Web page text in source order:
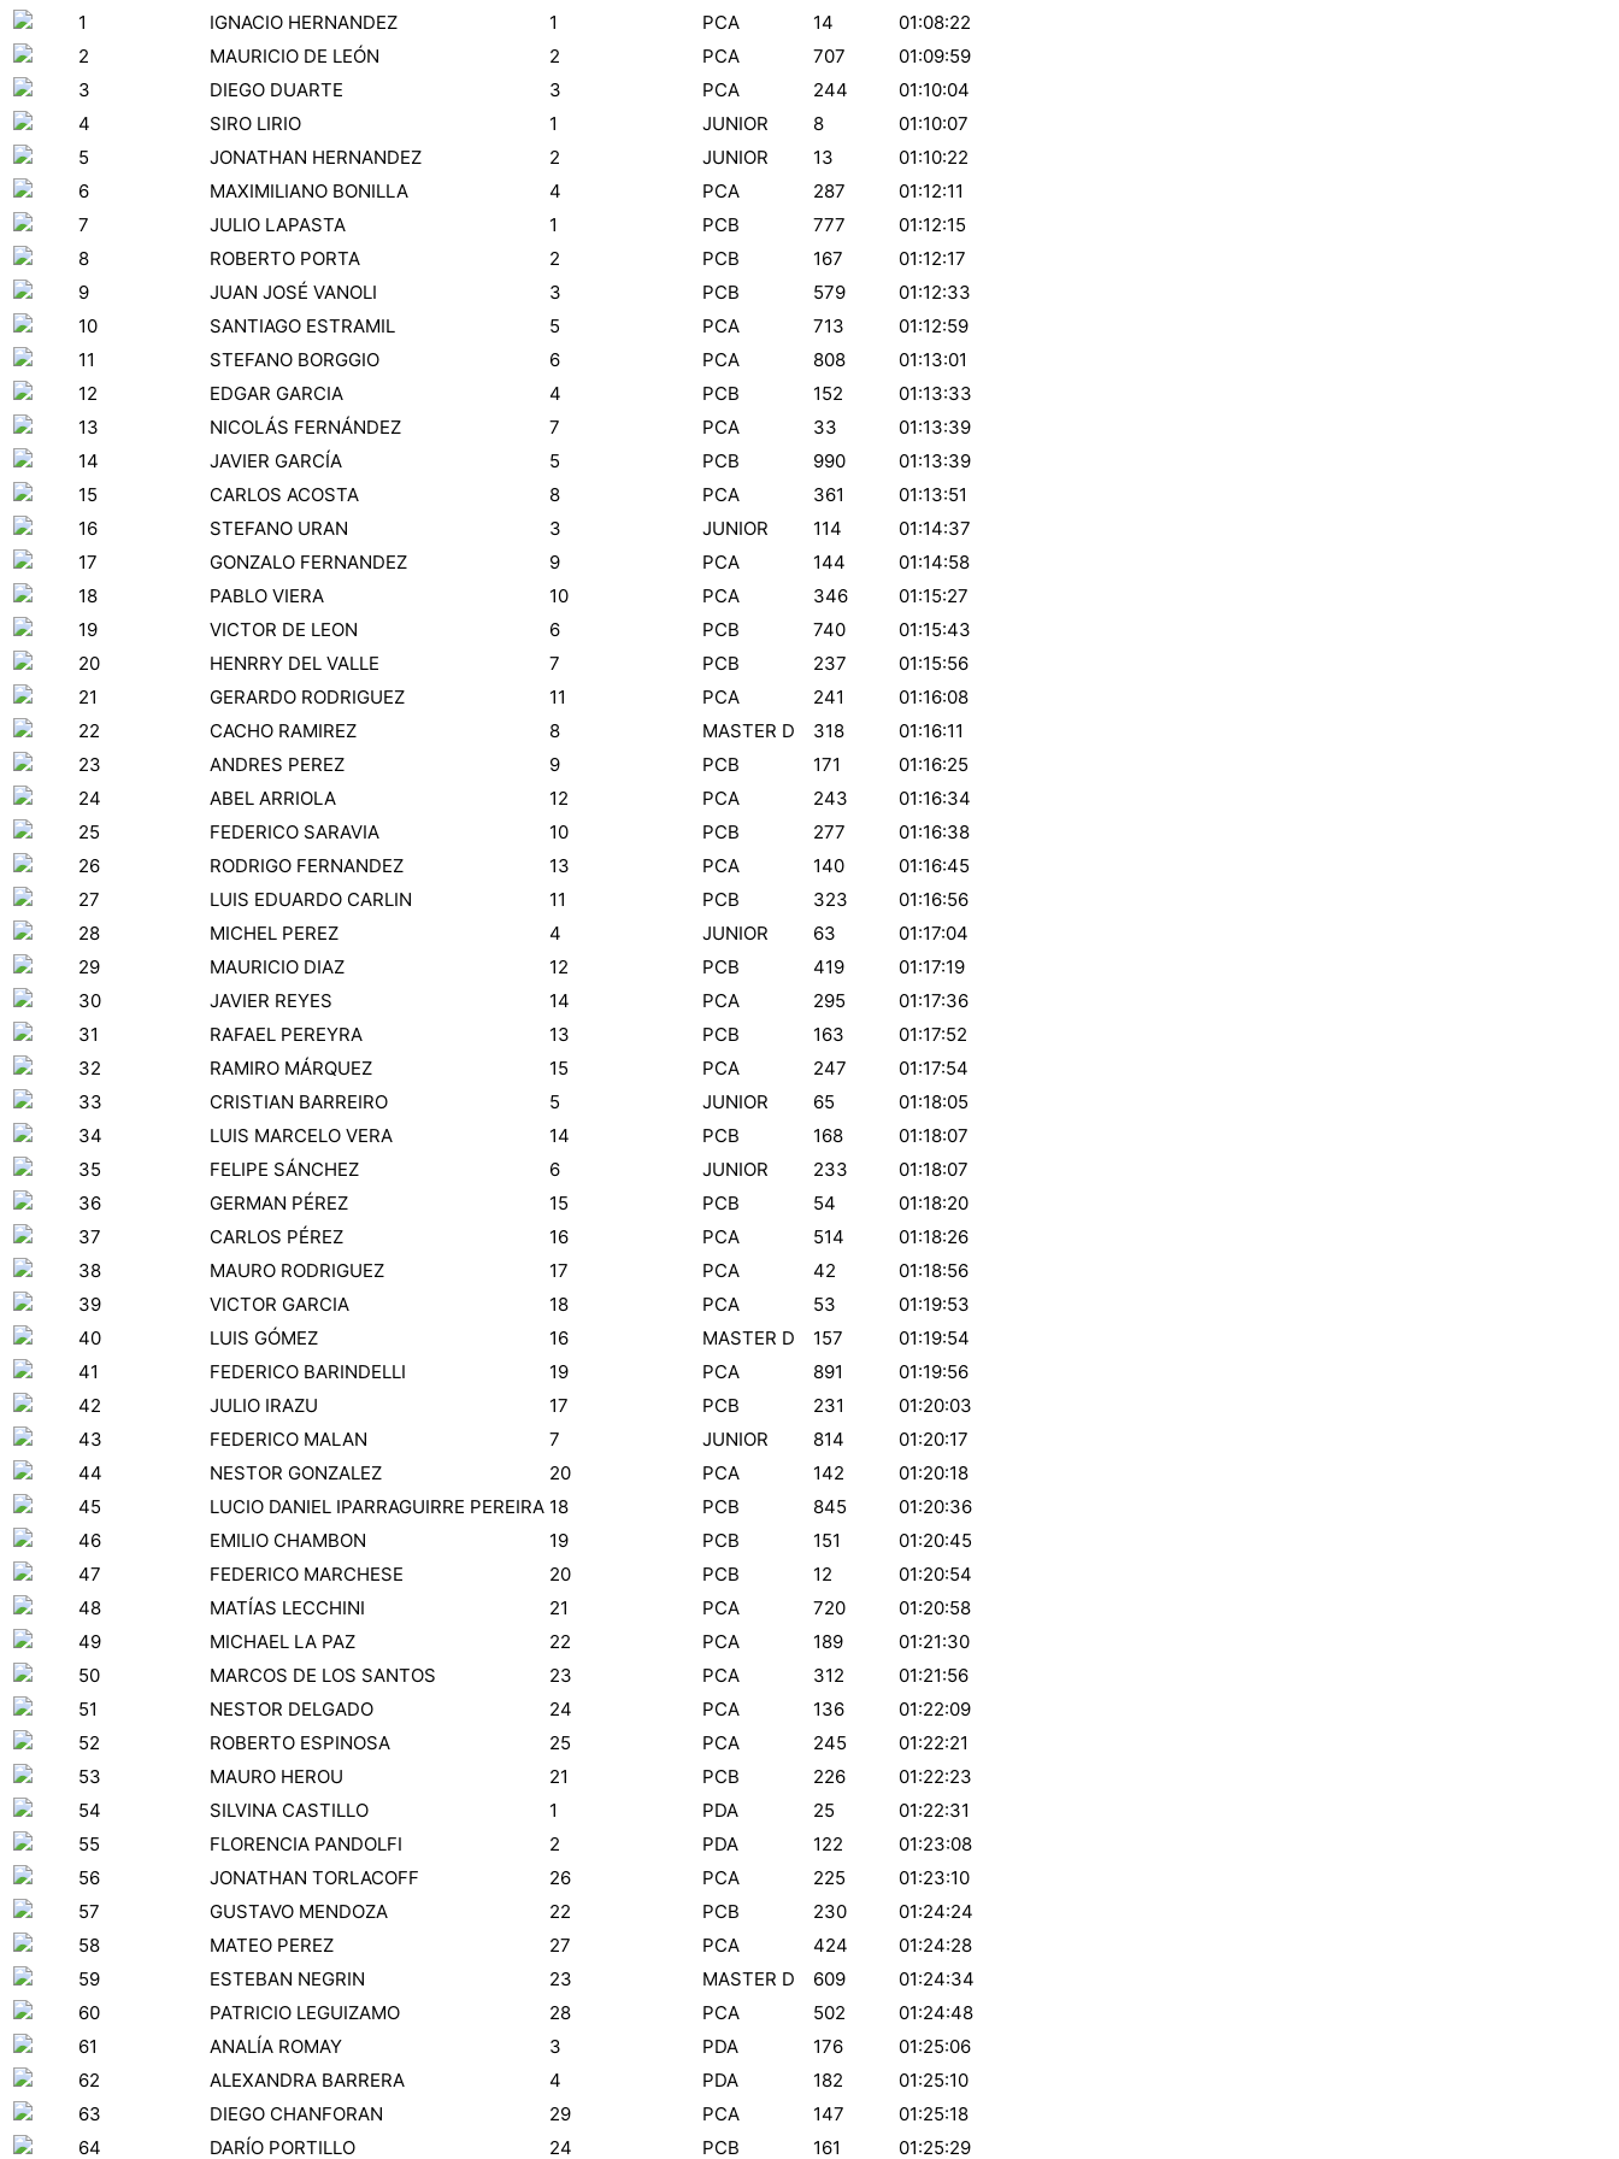
1
IGNACIO HERNANDEZ 1 PCA 14
01:08:22
2
MAURICIO DE LEÓN 2 PCA 707
01:09:59
3
DIEGO DUARTE 3 PCA 244
01:10:04
4
SIRO LIRIO 1 JUNIOR 8
01:10:07
5
JONATHAN HERNANDEZ 2 JUNIOR 13
01:10:22
6
MAXIMILIANO BONILLA 4 PCA 287
01:12:11
7
JULIO LAPASTA 1 PCB 777
01:12:15
8
ROBERTO PORTA 2 PCB 167
01:12:17
9
JUAN JOSÉ VANOLI 3 PCB 579
01:12:33
10
SANTIAGO ESTRAMIL 5 PCA 713
01:12:59
11
STEFANO BORGGIO 6 PCA 808
01:13:01
12
EDGAR GARCIA 4 PCB 152
01:13:33
13
NICOLÁS FERNÁNDEZ 7 PCA 33
01:13:39
14
JAVIER GARCÍA 5 PCB 990
01:13:39
15
CARLOS ACOSTA 8 PCA 361
01:13:51
16
STEFANO URAN 3 JUNIOR 114
01:14:37
17
GONZALO FERNANDEZ 9 PCA 144
01:14:58
18
PABLO VIERA 10 PCA 346
01:15:27
19
VICTOR DE LEON 6 PCB 740
01:15:43
20
HENRRY DEL VALLE 7 PCB 237
01:15:56
21
GERARDO RODRIGUEZ 11 PCA 241
01:16:08
22
CACHO RAMIREZ 8 MASTER D 318
01:16:11
23
ANDRES PEREZ 9 PCB 171
01:16:25
24
ABEL ARRIOLA 12 PCA 243
01:16:34
25
FEDERICO SARAVIA 10 PCB 277
01:16:38
26
RODRIGO FERNANDEZ 13 PCA 140
01:16:45
27
LUIS EDUARDO CARLIN 11 PCB 323
01:16:56
28
MICHEL PEREZ 4 JUNIOR 63
01:17:04
29
MAURICIO DIAZ 12 PCB 419
01:17:19
30
JAVIER REYES 14 PCA 295
01:17:36
31
RAFAEL PEREYRA 13 PCB 163
01:17:52
32
RAMIRO MÁRQUEZ 15 PCA 247
01:17:54
33
CRISTIAN BARREIRO 5 JUNIOR 65
01:18:05
34
LUIS MARCELO VERA 14 PCB 168
01:18:07
35
FELIPE SÁNCHEZ 6 JUNIOR 233
01:18:07
36
GERMAN PÉREZ 15 PCB 54
01:18:20
37
CARLOS PÉREZ 16 PCA 514
01:18:26
38
MAURO RODRIGUEZ 17 PCA 42
01:18:56
39
VICTOR GARCIA 18 PCA 53
01:19:53
40
LUIS GÓMEZ 16 MASTER D 157
01:19:54
41
FEDERICO BARINDELLI 19 PCA 891
01:19:56
42
JULIO IRAZU 17 PCB 231
01:20:03
43
FEDERICO MALAN 7 JUNIOR 814
01:20:17
44
NESTOR GONZALEZ 20 PCA 142
01:20:18
45
LUCIO DANIEL IPARRAGUIRRE PEREIRA 18 PCB 845
01:20:36
46
EMILIO CHAMBON 19 PCB 151
01:20:45
47
FEDERICO MARCHESE 20 PCB 12
01:20:54
48
MATÍAS LECCHINI 21 PCA 720
01:20:58
49
MICHAEL LA PAZ 22 PCA 189
01:21:30
50
MARCOS DE LOS SANTOS 23 PCA 312
01:21:56
51
NESTOR DELGADO 24 PCA 136
01:22:09
52
ROBERTO ESPINOSA 25 PCA 245
01:22:21
53
MAURO HEROU 21 PCB 226
01:22:23
54
SILVINA CASTILLO 1 PDA 25
01:22:31
55
FLORENCIA PANDOLFI 2 PDA 122
01:23:08
56
JONATHAN TORLACOFF 26 PCA 225
01:23:10
57
GUSTAVO MENDOZA 22 PCB 230
01:24:24
58
MATEO PEREZ 27 PCA 424
01:24:28
59
ESTEBAN NEGRIN 23 MASTER D 609
01:24:34
60
PATRICIO LEGUIZAMO 28 PCA 502
01:24:48
61
ANALÍA ROMAY 3 PDA 176
01:25:06
62
ALEXANDRA BARRERA 4 PDA 182
01:25:10
63
DIEGO CHANFORAN 29 PCA 147
01:25:18
64
DARÍO PORTILLO 24 PCB 161 01:25:29